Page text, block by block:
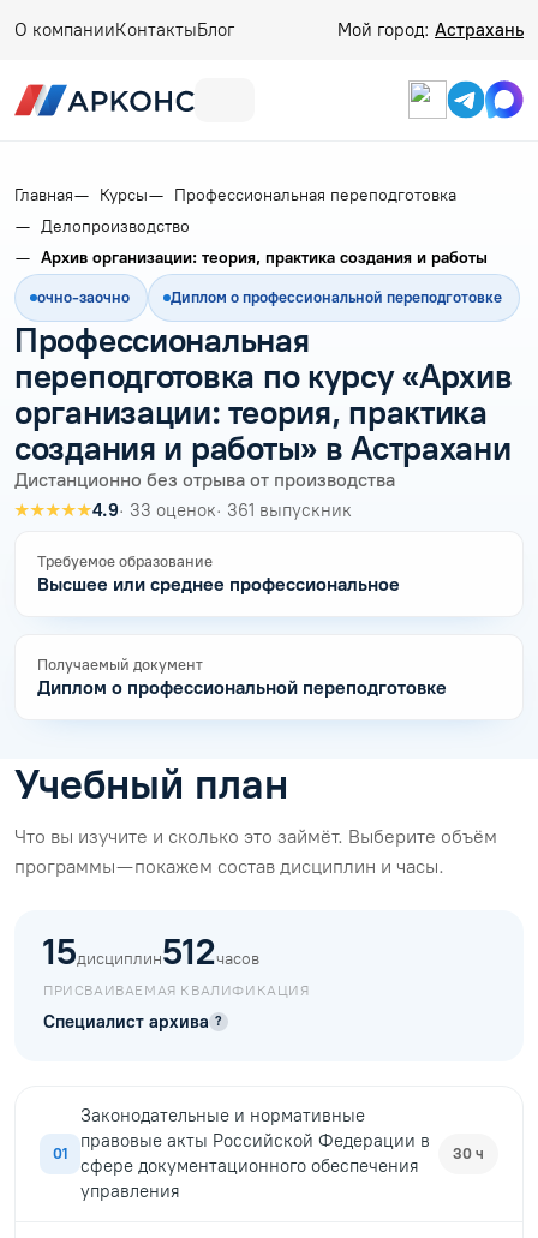
О компанииКонтактыБлог Мой город: Астрахань
Главная Курсы
Профессиональная переподготовка
Делопроизводство
Архив организации: теория, практика создания и работы
очно-заочно Диплом о профессиональной переподготовке
Профессиональная
переподготовка по курсу «Архив
организации: теория, практика
создания и работы» в Астрахани
Дистанционно без отрыва от производства
★★★★★4.9· 33 оценок· 361 выпускник
Требуемое образование
Высшее или среднее профессиональное
Получаемый документ
Диплом о профессиональной переподготовке
Учебный план
Что вы изучите и сколько это займёт. Выберите объём
программы — покажем состав дисциплин и часы.
15дисциплин512часов
ПРИСВАИВАЕМАЯ КВАЛИФИКАЦИЯ
Специалист архива ?
01
Законодательные и нормативные
правовые акты Российской Федерации в
сфере документационного обеспечения
управления
30 ч